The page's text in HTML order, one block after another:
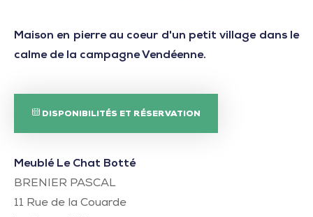
Maison en pierre au coeur d'un petit village dans le
calme de la campagne Vendéenne.
DISPONIBILITÉS ET RÉSERVATION
Meublé Le Chat Botté
BRENIER PASCAL
11 Rue de la Couarde